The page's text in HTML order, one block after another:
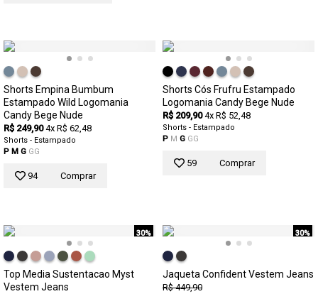
Shorts Empina Bumbum
Estampado Wild Logomania
Candy Bege Nude
R$ 249,90 4x R$ 62,48
Shorts - Estampado
P M G GG
94 Comprar
Shorts Cós Frufru Estampado
Logomania Candy Bege Nude
R$ 209,90 4x R$ 52,48
Shorts - Estampado
P M G GG
59 Comprar
30%
Top Media Sustentacao Myst
Vestem Jeans
30%
Jaqueta Confident Vestem Jeans
R$ 449,90